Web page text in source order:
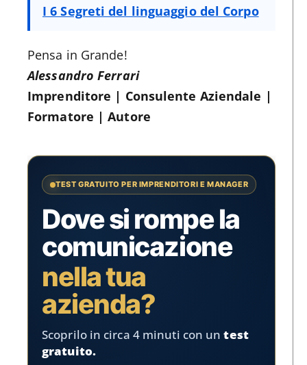
I 6 Segreti del linguaggio del Corpo
Pensa in Grande!
Alessandro Ferrari
Imprenditore | Consulente Aziendale |
Formatore | Autore
TEST GRATUITO PER IMPRENDITORI E MANAGER
Dove si rompe la
comunicazione
nella tua
azienda?
Scoprilo in circa 4 minuti con untest
gratuito.